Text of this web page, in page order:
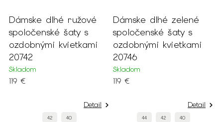
Dámske dlhé ružové
spoločenské šaty s
ozdobnými kvietkami
20742
Skladom
119 €
Detail
42 40
Dámske dlhé zelené
spoločenské šaty s
ozdobnými kvietkami
20746
Skladom
119 €
Detail
44 42 40